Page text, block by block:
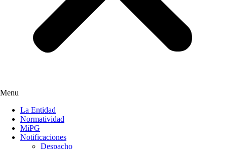
Menu
La Entidad
Normatividad
MiPG
Notificaciones
Despacho